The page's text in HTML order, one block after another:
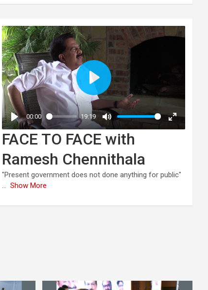
FACE TO FACE with
Ramesh Chennithala
"Present government does not done anything for public"
... Show More